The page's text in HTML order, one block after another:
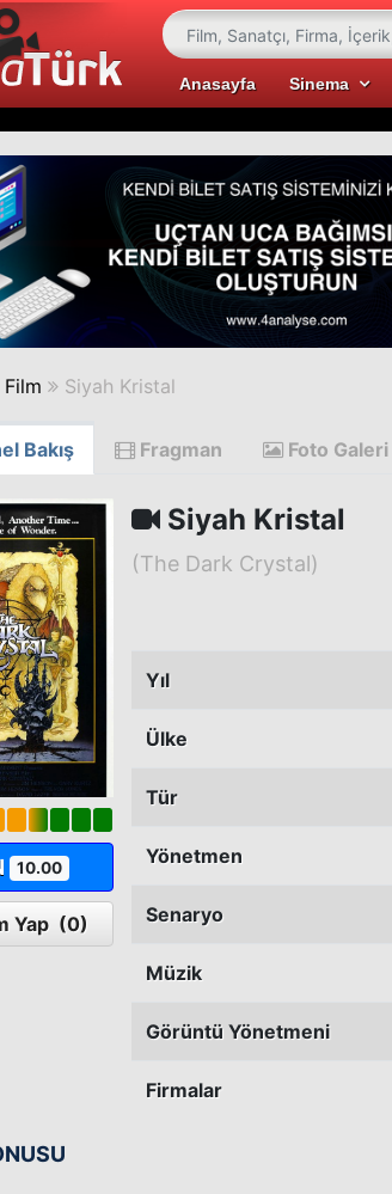
Anasayfa Sinema
Film Siyah Kristal
Bakış Fragman Foto Galeri
10.00
Yap (0)
Siyah Kristal
(The Dark Crystal)
Yıl
Ülke
Tür
Yönetmen
Senaryo
Müzik
Görüntü Yönetmeni
Firmalar